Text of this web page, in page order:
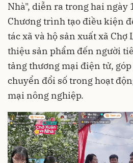
Nhà", diễn ra trong hai
Chương trình tạo điều kiện
tác xã và hộ sản xuất xã
thiệu sản phẩm đến người
tảng thương mại điện tử,
chuyển đổi số trong hoạt
mại nông nghiệp.